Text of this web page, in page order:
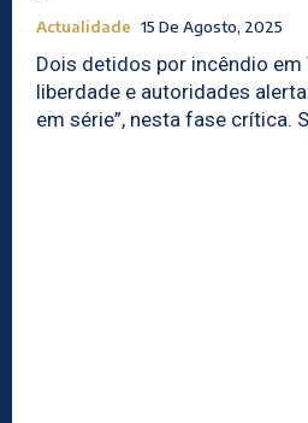
Actualidade 15 De Agosto, 2025
Dois detidos por incêndio em
liberdade e autoridades